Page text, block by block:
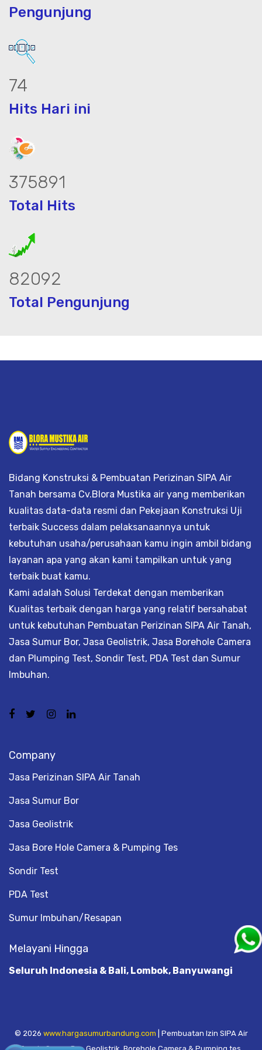
Pengunjung
94
Hits Hari ini
479831
Total Hits
104792
Total Pengunjung
Bidang Konstruksi & Pembuatan Perizinan SIPA Air
Tanah bersama Cv.Blora Mustika air yang memberikan
kualitas data-data resmi dan Pekejaan Konstruksi Uji
terbaik Success dalam pelaksanaannya untuk
kebutuhan usaha/perusahaan kamu ingin ambil bidang
layanan apa yang akan kami tampilkan untuk yang
terbaik buat kamu.
Kami adalah Solusi Terdekat dengan memberikan
Kualitas terbaik dengan harga yang relatif bersahabat
untuk kebutuhan Pembuatan Perizinan SIPA Air Tanah,
Jasa Sumur Bor, Jasa Geolistrik, Jasa Borehole Camera
dan Plumping Test, Sondir Test, PDA Test dan Sumur
Imbuhan.
Company
Jasa Perizinan SIPA Air Tanah
Jasa Sumur Bor
Jasa Geolistrik
Jasa Bore Hole Camera & Pumping Tes
Sondir Test
PDA Test
Sumur Imbuhan/Resapan
Melayani Hingga
Seluruh Indonesia & Bali, Lombok, Banyuwangi
© 2026 www.hargasumurbandung.com | Pembuatan Izin SIPA Air